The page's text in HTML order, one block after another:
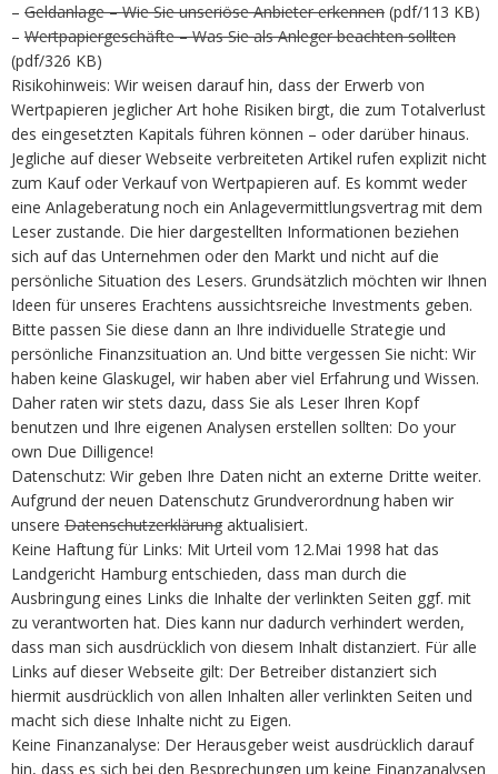
– Geldanlage – Wie Sie unseriöse Anbieter erkennen (pdf/113 KB)
– Wertpapiergeschäfte – Was Sie als Anleger beachten sollten
(pdf/326 KB)
Risikohinweis: Wir weisen darauf hin, dass der Erwerb von
Wertpapieren jeglicher Art hohe Risiken birgt, die zum Totalverlust
des eingesetzten Kapitals führen können – oder darüber hinaus.
Jegliche auf dieser Webseite verbreiteten Artikel rufen explizit nicht
zum Kauf oder Verkauf von Wertpapieren auf. Es kommt weder
eine Anlageberatung noch ein Anlagevermittlungsvertrag mit dem
Leser zustande. Die hier dargestellten Informationen beziehen
sich auf das Unternehmen oder den Markt und nicht auf die
persönliche Situation des Lesers. Grundsätzlich möchten wir Ihnen
Ideen für unseres Erachtens aussichtsreiche Investments geben.
Bitte passen Sie diese dann an Ihre individuelle Strategie und
persönliche Finanzsituation an. Und bitte vergessen Sie nicht: Wir
haben keine Glaskugel, wir haben aber viel Erfahrung und Wissen.
Daher raten wir stets dazu, dass Sie als Leser Ihren Kopf
benutzen und Ihre eigenen Analysen erstellen sollten: Do your
own Due Dilligence!
Datenschutz: Wir geben Ihre Daten nicht an externe Dritte weiter.
Aufgrund der neuen Datenschutz Grundverordnung haben wir
unsere Datenschutzerklärung aktualisiert.
Keine Haftung für Links: Mit Urteil vom 12.Mai 1998 hat das
Landgericht Hamburg entschieden, dass man durch die
Ausbringung eines Links die Inhalte der verlinkten Seiten ggf. mit
zu verantworten hat. Dies kann nur dadurch verhindert werden,
dass man sich ausdrücklich von diesem Inhalt distanziert. Für alle
Links auf dieser Webseite gilt: Der Betreiber distanziert sich
hiermit ausdrücklich von allen Inhalten aller verlinkten Seiten und
macht sich diese Inhalte nicht zu Eigen.
Keine Finanzanalyse: Der Herausgeber weist ausdrücklich darauf
hin, dass es sich bei den Besprechungen um keine Finanzanalysen